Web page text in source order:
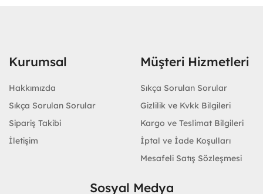
Kurumsal
Hakkımızda
Sıkça Sorulan Sorular
Sipariş Takibi
İletişim
Müşteri Hizmetleri
Sıkça Sorulan Sorular
Gizlilik ve Kvkk Bilgileri
Kargo ve Teslimat Bilgileri
İptal ve İade Koşulları
Mesafeli Satış Sözleşmesi
Sosyal Medya